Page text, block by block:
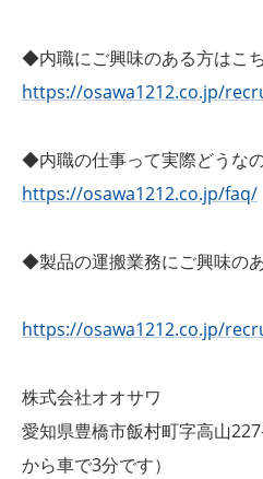
◆内職にご興味のある方はこ
https://osawa1212.co.jp/
◆内職の仕事って実際どうな
https://osawa1212.co.jp/faq/
◆製品の運搬業務にご興味の
https://osawa1212.co.jp/
株式会社オオサワ
愛知県豊橋市飯村町字高山
から車で3分です）